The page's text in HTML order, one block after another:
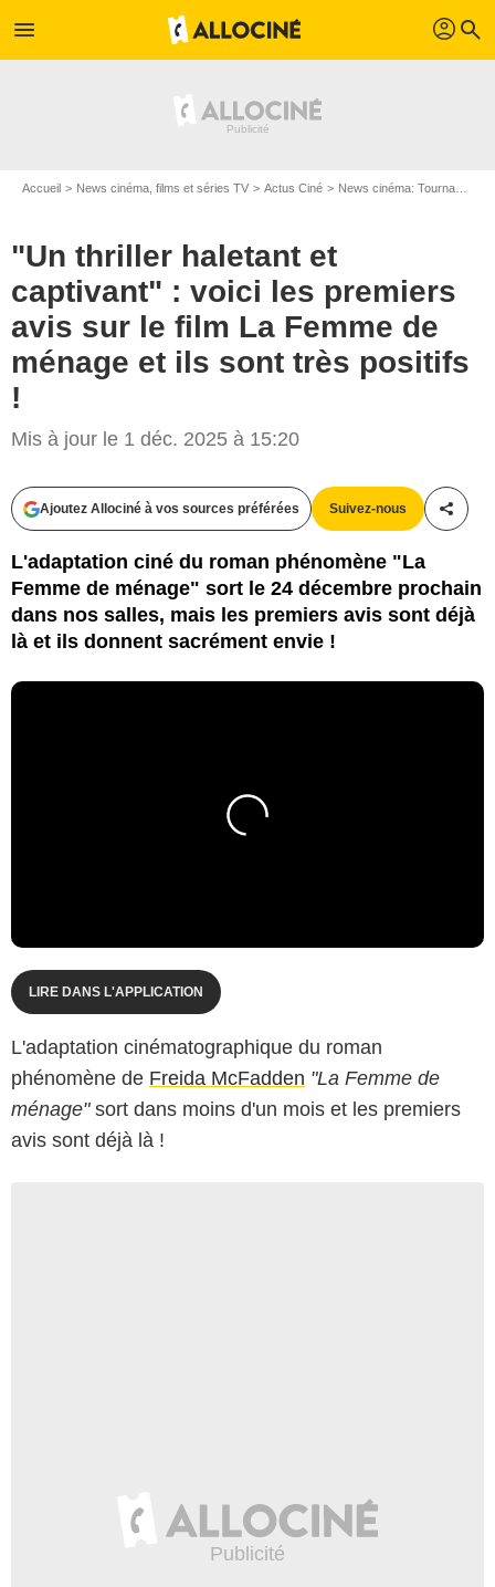
menu profil search
Accueil News cinéma, films et séries TV Actus Ciné News cinéma: Tournages
"Un thriller haletant et
captivant" : voici les premiers
avis sur le film La Femme de
ménage et ils sont très positifs
!
Mis à jour le 1 déc. 2025 à 15:20
Ajoutez Allociné à vos sources préférées Suivez-nous
L'adaptation ciné du roman phénomène "La
Femme de ménage" sort le 24 décembre prochain
dans nos salles, mais les premiers avis sont déjà
là et ils donnent sacrément envie !
LIRE DANS L'APPLICATION
L'adaptation cinématographique du roman
phénomène de Freida McFadden "La Femme de
ménage"sort dans moins d'un mois et les premiers
avis sont déjà là !